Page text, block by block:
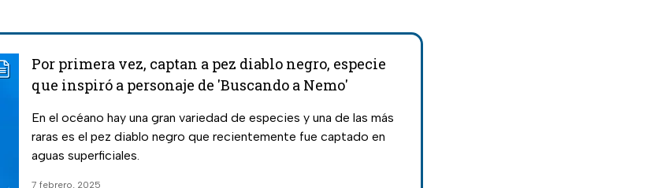
Por primera vez, captan a pez diablo negro, especie
que inspiró a personaje de 'Buscando a Nemo'
En el océano hay una gran variedad de especies y una de las más
raras es el pez diablo negro que recientemente fue captado en
aguas superficiales.
7 febrero, 2025